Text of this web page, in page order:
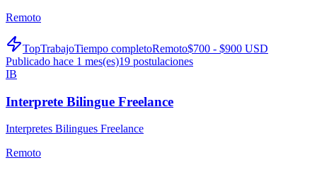
Remoto
TopTrabajoTiempo completoRemoto$700 - $900 USD
Publicado hace 1 mes(es)19 postulaciones
IB
Interprete Bilingue Freelance
Interpretes Bilingues Freelance
Remoto